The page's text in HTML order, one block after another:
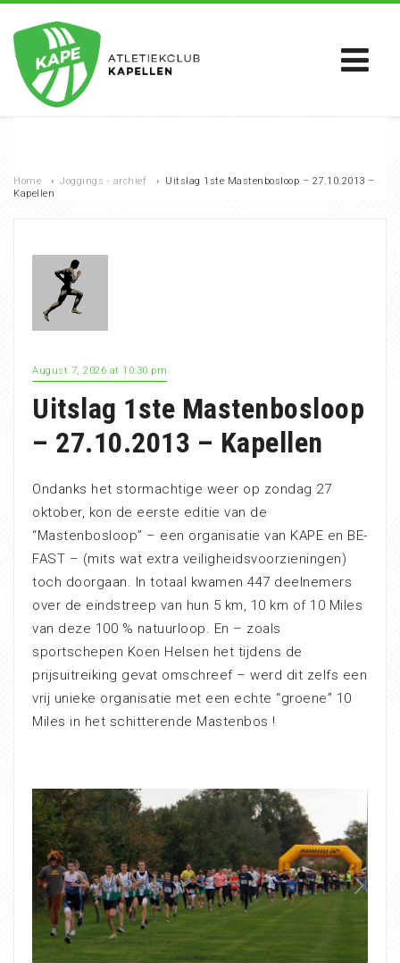
Home › Joggings - archief › Uitslag 1ste Mastenbosloop – 27.10.2013 –
Kapellen
August 7, 2026 at 10:30 pm
Uitslag 1ste Mastenbosloop
– 27.10.2013 – Kapellen
Ondanks het stormachtige weer op zondag 27
oktober, kon de eerste editie van de
“Mastenbosloop” – een organisatie van KAPE en BE-
FAST – (mits wat extra veiligheidsvoorzieningen)
toch doorgaan. In totaal kwamen 447 deelnemers
over de eindstreep van hun 5 km, 10 km of 10 Miles
van deze 100 % natuurloop. En – zoals
sportschepen Koen Helsen het tijdens de
prijsuitreiking gevat omschreef – werd dit zelfs een
vrij unieke organisatie met een echte “groene” 10
Miles in het schitterende Mastenbos !